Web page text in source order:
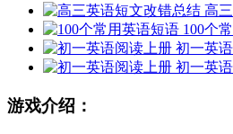
高
100个
初一英
初一英
游戏介绍：